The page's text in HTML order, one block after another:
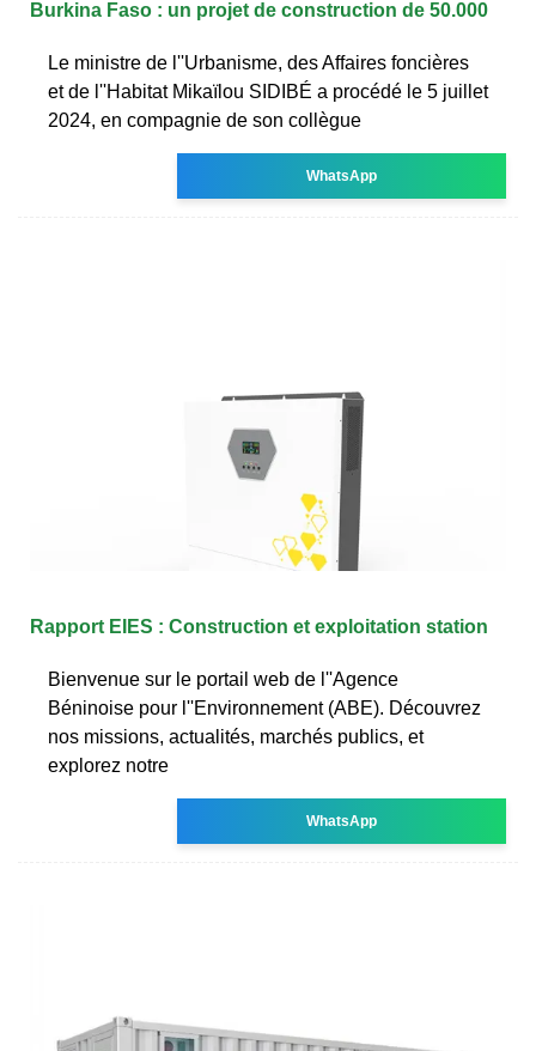
Burkina Faso : un projet de construction de 50.000
Le ministre de l''Urbanisme, des Affaires foncières
et de l''Habitat Mikaïlou SIDIBÉ a procédé le 5 juillet
2024, en compagnie de son collègue
WhatsApp
Rapport EIES : Construction et exploitation station
Bienvenue sur le portail web de l''Agence
Béninoise pour l''Environnement (ABE). Découvrez
nos missions, actualités, marchés publics, et
explorez notre
WhatsApp